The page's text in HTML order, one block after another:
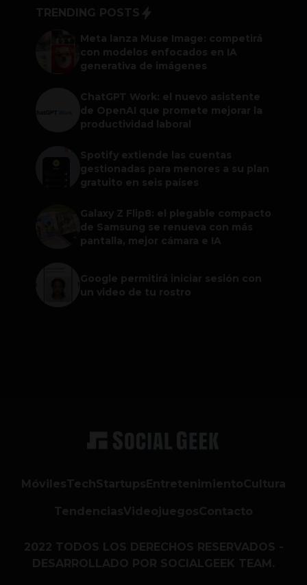
TRENDING POSTS
Meta lanza Muse Image: competirá
con modelos enfocados en IA
generativa de imágenes
ChatGPT Work: el nuevo asistente
de OpenAI que promete mejorar la
productividad laboral
Spotify extiende las cuentas
gestionadas para menores a su plan
gratuito en seis países
Galaxy Z Flip8: el plegable compacto
de Samsung se renueva con más
pantalla, mejor cámara e IA
Google permitirá iniciar sesión con
un video de tu rostro